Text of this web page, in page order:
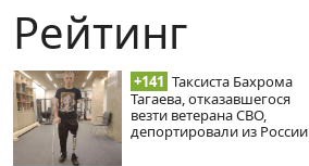
Рейтинг
+141 Таксиста Бахрома
Тагаева, отказавшегося
везти ветерана СВО,
депортировали из России